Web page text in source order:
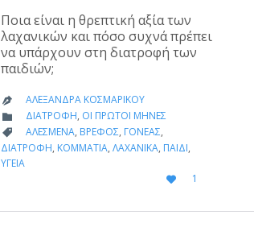
Ποια είναι η θρεπτική αξία των
λαχανικών και πόσο συχνά πρέπει
να υπάρχουν στη διατροφή των
παιδιών;
 ΑΛΕΞΆΝΔΡΑ ΚΟΣΜΑΡΊΚΟΥ
 CATEGORY
ΔΙΑΤΡΟΦΉ, ΟΙ ΠΡΏΤΟΙ ΜΉΝΕΣ
 CATEGORY
ΑΛΕΣΜΈΝΑ, ΒΡΈΦΟΣ, ΓΟΝΈΑΣ,
ΔΙΑΤΡΟΦΉ, ΚΟΜΜΆΤΙΑ, ΛΑΧΑΝΙΚΆ, ΠΑΙΔΊ,
ΥΓΕΊΑ

LOVE
IT
1